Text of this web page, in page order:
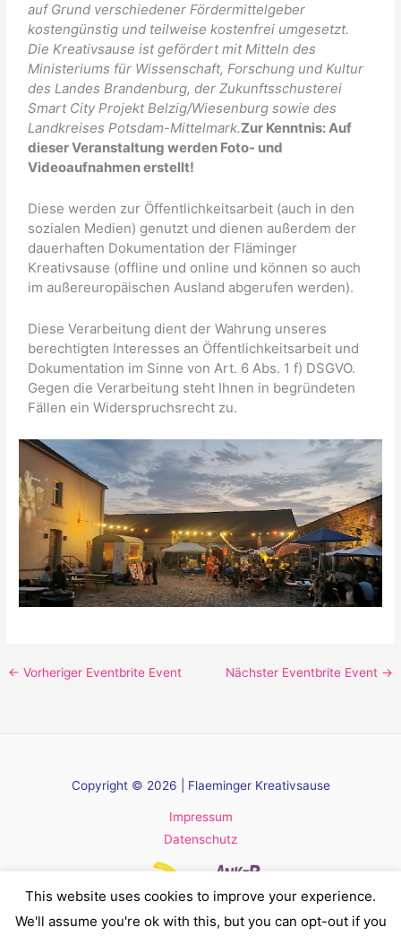
auf Grund verschiedener Fördermittelgeber
kostengünstig und teilweise kostenfrei umgesetzt.
Die Kreativsause ist gefördert mit Mitteln des
Ministeriums für Wissenschaft, Forschung und Kultur
des Landes Brandenburg,derZukunftsschusterei
Smart City Projekt Belzig/Wiesenburg sowie des
Landkreises Potsdam-Mittelmark.Zur Kenntnis: Auf
dieserVeranstaltung werden Foto- und
Videoaufnahmenerstellt!
Diese werden zur Öffentlichkeitsarbeit (auch in den
sozialen Medien) genutzt und dienen außerdem der
dauerhaften Dokumentation der Fläminger
Kreativsause (offline und online und können so auch
im außereuropäischen Ausland abgerufen werden).
Diese Verarbeitung dient der Wahrung unseres
berechtigten Interesses an Öffentlichkeitsarbeit und
Dokumentation im Sinne von Art. 6 Abs. 1 f) DSGVO.
Gegen die Verarbeitung steht Ihnen in begründeten
Fällen ein Widerspruchsrecht zu.
← Vorheriger Eventbrite Event Nächster Eventbrite Event →
Copyright © 2026 | Flaeminger Kreativsause
Impressum
Datenschutz
This website uses cookies to improve your experience.
We'll assume you're ok with this, but you can opt-out if you